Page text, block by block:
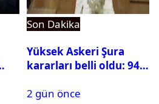
Son Dakika
Yüksek Askeri Şura
kararları belli oldu: 94
2 gün önce